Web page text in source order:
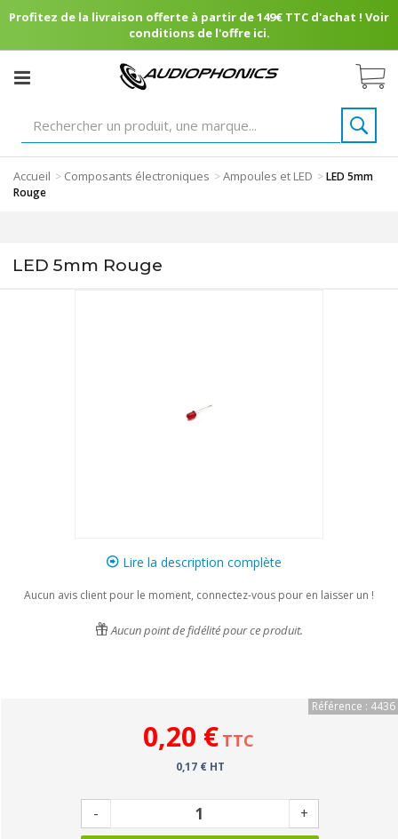
Profitez de la livraison offerte à partir de 149€ TTC d'achat ! Voir
conditions de l'offre ici.
Accueil > Composants électroniques >Ampoules et LED >LED 5mm
Rouge
LED 5mm Rouge
Lire la description complète
Aucun avis client pour le moment, connectez-vous pour en laisser un !
Aucun point de fidélité pour ce produit.
Référence : 4436
0,20 € TTC
0,17 € HT
- +